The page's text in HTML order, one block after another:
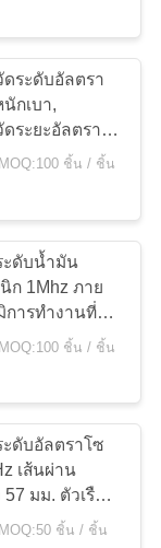
วาม
ก
22
ตรา
28
ดระดับอัลตรา
กเบา,
ดระยะอัลตรา
สติก 75KHz
ชิ้น / ชิ้น
ะดับน้ำมัน
ก 1Mhz ภาย
ารทำงานที่
งสแตนเลส
ชิ้น / ชิ้น
ะดับอัลตราโซ
เส้นผ่าน
มม. ตัวเรือน
อร์แบบแก้ว
ชิ้น / ชิ้น